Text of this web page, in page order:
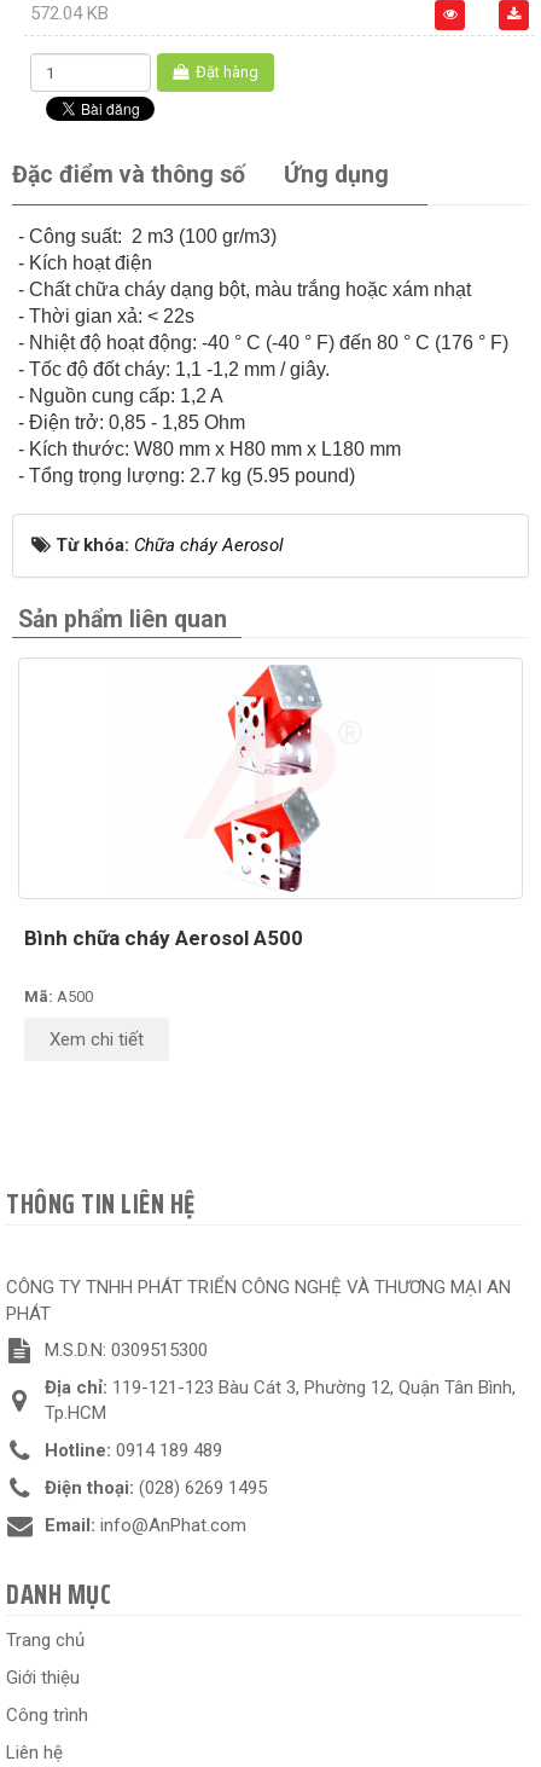
572.04 KB
Đặt hàng
Đặc điểm và thông số Ứng dụng
- Công suất: 2 m3 (100 gr/m3)
- Kích hoạt điện
- Chất chữa cháy dạng bột, màu trắng hoặc xám nhạt
- Thời gian xả: < 22s
- Nhiệt độ hoạt động: -40 ° C (-40 ° F) đến 80 ° C (176 ° F)
- Tốc độ đốt cháy: 1,1 -1,2 mm / giây.
- Nguồn cung cấp: 1,2 A
- Điện trở: 0,85 - 1,85 Ohm
- Kích thước: W80 mm x H80 mm x L180 mm
- Tổng trọng lượng: 2.7 kg (5.95 pound)
Từ khóa: Chữa cháy Aerosol
Sản phẩm liên quan
Bình chữa cháy Aerosol A500
Mã: A500
Xem chi tiết
THÔNG TIN LIÊN HỆ
CÔNG TY TNHH PHÁT TRIỂN CÔNG NGHỆ VÀ THƯƠNG MẠI AN
PHÁT
M.S.D.N: 0309515300
Địa chỉ: 119-121-123 Bàu Cát 3, Phường 12, Quận Tân Bình,
Tp.HCM
Hotline: 0914 189 489
Điện thoại: (028) 6269 1495
Email: info@AnPhat.com
DANH MỤC
Trang chủ
Giới thiệu
Công trình
Liên hệ